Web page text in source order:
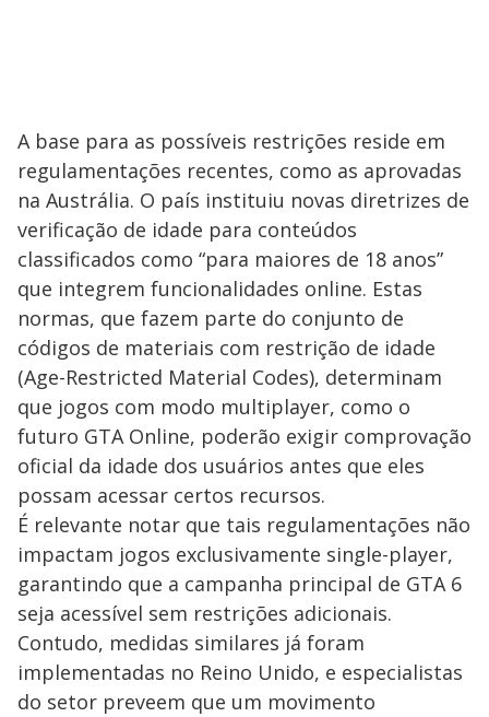
A base para as possíveis restrições reside em
regulamentações recentes, como as aprovadas
na Austrália. O país instituiu novas diretrizes de
verificação de idade para conteúdos
classificados como “para maiores de 18 anos”
que integrem funcionalidades online. Estas
normas, que fazem parte do conjunto de
códigos de materiais com restrição de idade
(Age-Restricted Material Codes), determinam
que jogos com modo multiplayer, como o
futuro GTA Online, poderão exigir comprovação
oficial da idade dos usuários antes que eles
possam acessar certos recursos.
É relevante notar que tais regulamentações não
impactam jogos exclusivamente single-player,
garantindo que a campanha principal de GTA 6
seja acessível sem restrições adicionais.
Contudo, medidas similares já foram
implementadas no Reino Unido, e especialistas
do setor preveem que um movimento